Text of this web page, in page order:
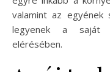
valamint az egyének
legyenek a saját
elérésében.